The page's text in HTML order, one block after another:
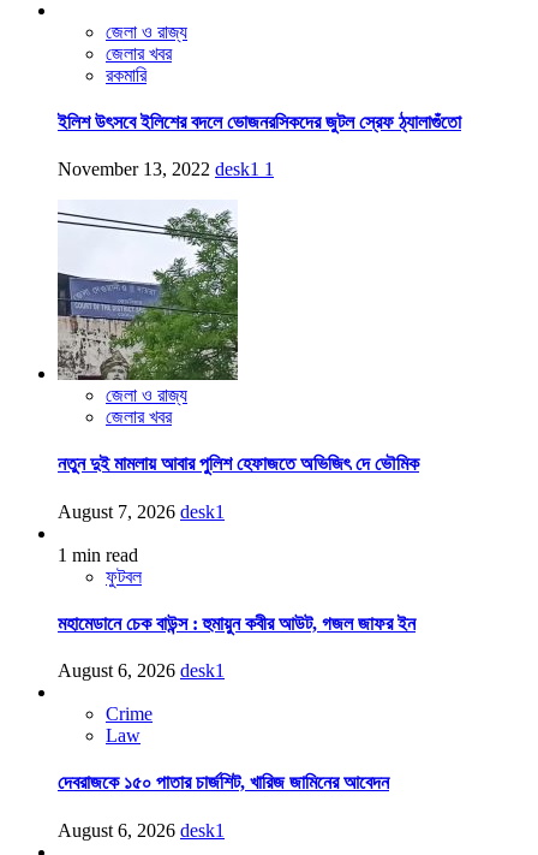
জেলা ও রাজ্য
জেলার খবর
রকমারি
ইলিশ উৎসবে ইলিশের বদলে ভোজনরসিকদের জুটল স্রেফ ঠ্যালাগুঁতো
November 13, 2022 desk1 1
জেলা ও রাজ্য
জেলার খবর
নতুন দুই মামলায় আবার পুলিশ হেফাজতে অভিজিৎ দে ভৌমিক
August 7, 2026 desk1
1 min read
ফুটবল
মহামেডানে চেক বাউন্স : হুমায়ুন কবীর আউট, গজল জাফর ইন
August 6, 2026 desk1
Crime
Law
দেবরাজকে ১৫০ পাতার চার্জশিট, খারিজ জামিনের আবেদন
August 6, 2026 desk1